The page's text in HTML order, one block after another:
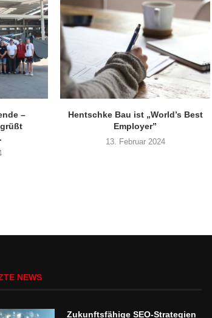
–
Hentschke Bau ist „World’s Best
Employer”
13. Februar 2024
NEWS
Zukunftsfähige SEO-Strategien